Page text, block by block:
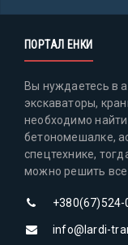
ПОРТАЛ ЕНКИ
Вы нуждаетесь в
экскаваторы,
необходимо найти
бетономешалке,
спецтехнике,
можно решить все
+380(67)524-
info@lardi-